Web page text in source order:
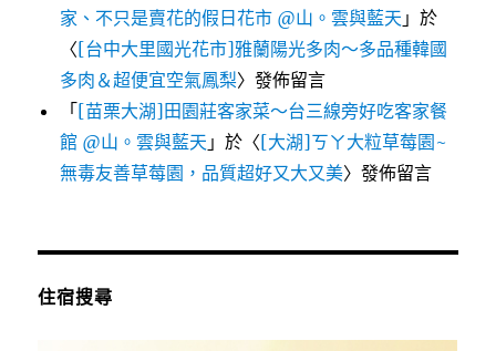
家、不只是賣花的假日花市 @山。雲與藍天 」於
〈[台中大里國光花市]雅蘭陽光多肉～多品種韓國
多肉＆超便宜空氣鳳梨〉發佈留言
「[苗栗大湖]田園莊客家菜～台三線旁好吃客家餐
館 @山。雲與藍天 」於〈[大湖]ㄎㄚ大粒草莓園~
無毒友善草莓園，品質超好又大又美〉發佈留言
住宿搜尋